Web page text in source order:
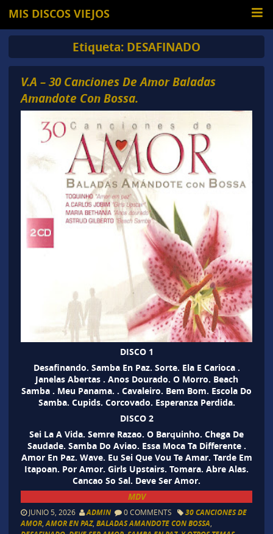
MIS DISCOS VIEJOS
Etiqueta: DESAFINADO
V.A – 30 Canciones De Amor Baladas
Amandote Con Bossa.
DISCO 1
Desafinando. Samba En Paz. Sorte. Ela E Carioca .
Janelas Abertas . Anos Dourado. O Morro. Beach
Samba . Meu Panama. . Cavaleiro. Bem Bom. Escola Do
Samba. Cupids. Corcovado. Esperanza Perdida.
DISCO 2
Sei La A Vida. Semre Razao. O Barquinho. Chega De
Saudade. Samba Do Aviao. Essa Moca Ta Differente .
Amor En Paz. Wave. Eu Sei Que Vou Te Amar. Tarde Em
Itapoan. Por Amor. Girls Upstairs. Tomara. Abre Alas.
Cancao So Sal. Deve Ser Amor.
MDV
JUNIO 5, 2026 ADMIN 0 COMMENTS
30 CANCIONES DE
AMOR,AMOR EN PAZ, BALADAS AMANDOTE CON BOSSA,